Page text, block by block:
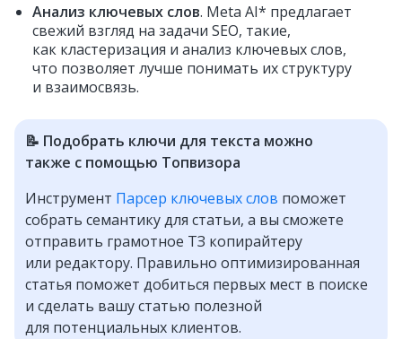
Анализ ключевых слов. Meta AI* предлагает
свежий взгляд на задачи SEO, такие,
как кластеризация и анализ ключевых слов,
что позволяет лучше понимать их структуру
и взаимосвязь.
📝 Подобрать ключи для текста можно
также с помощью Топвизора
Инструмент Парсер ключевых слов поможет
собрать семантику для статьи, а вы сможете
отправить грамотное ТЗ копирайтеру
или редактору. Правильно оптимизированная
статья поможет добиться первых мест в поиске
и сделать вашу статью полезной
для потенциальных клиентов.